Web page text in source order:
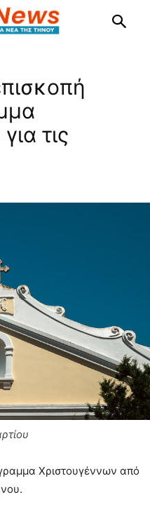
τις
Χριστουγέννων από